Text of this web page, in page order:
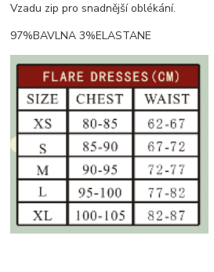
Vzadu zip pro snadnější oblékání.
97%BAVLNA 3%ELASTANE